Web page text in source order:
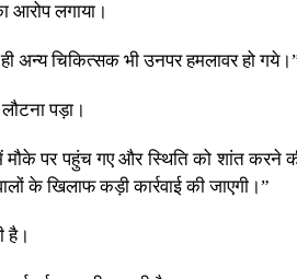
आरोप लगाया।
अन्य चिकित्सक भी उनपर हमलावर हो
पड़ा।
मौके पर पहुंच गए और स्थिति को शांत करने
के खिलाफ कड़ी कार्रवाई की जाएगी।”
है।